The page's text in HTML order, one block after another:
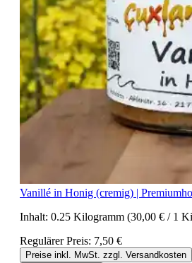
Vanillé in Honig (cremig) |
Inhalt: 0.25 Kilogramm (30,00 € / 1
Regulärer Preis: 7,50 €
Preise inkl. MwSt. zzgl. Versandkosten